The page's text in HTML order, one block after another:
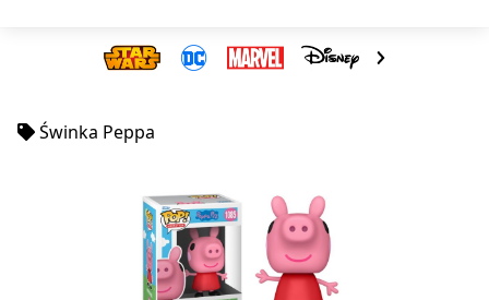
Świnka Peppa